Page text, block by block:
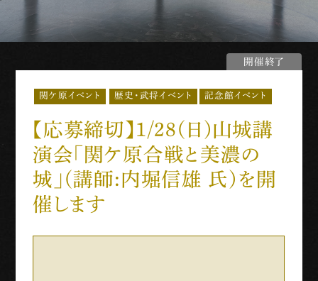
お知らせ
展示・イベント
古戦場・史跡巡り
別館・周辺グルメ
世界三大古戦場
関ケ原イベント 歴史・武将イベント 記念館イベント
開催終了
【応募締切】1/28(日)山城講
演会「関ケ原合戦と美濃の
城」(講師:内堀信雄 氏)を開
催します